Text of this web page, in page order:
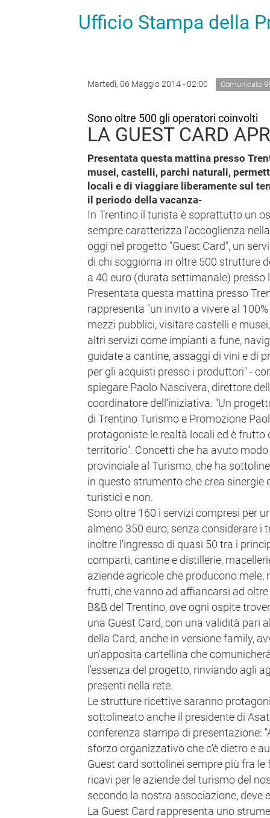
Ufficio Stampa della
Martedì, 06 Maggio 2014 - 02:00 Comunicato
Sono oltre 500 gli operatori coinvolti
LA GUEST CARD
Presentata questa mattina presso
musei, castelli, parchi naturali,
locali e di viaggiare liberamente sul
il periodo della vacanza-
In Trentino il turista è soprattutto un
sempre caratterizza l'accoglienza
oggi nel progetto "Guest Card", un
di chi soggiorna in oltre 500 strutture
a 40 euro (durata settimanale) presso
Presentata questa mattina presso
rappresenta "un invito a vivere al
mezzi pubblici, visitare castelli e
altri servizi come impianti a fune,
guidate a cantine, assaggi di vini e di
per gli acquisti presso i produttori" -
spiegare Paolo Nascivera, direttore
coordinatore dell'iniziativa. "Un
di Trentino Turismo e Promozione
protagoniste le realtà locali ed è
territorio". Concetti che ha avuto
provinciale al Turismo, che ha
in questo strumento che crea sinergie
turistici e non.
Sono oltre 160 i servizi compresi per
almeno 350 euro, senza considerare i
inoltre l'ingresso di quasi 50 tra i
comparti, cantine e distillerie,
aziende agricole che producono mele,
frutti, che vanno ad affiancarsi ad
B&B del Trentino, ove ogni ospite
una Guest Card, con una validità pari
della Card, anche in versione family,
un'apposita cartellina che
l'essenza del progetto, rinviando agli
presenti nella rete.
Le strutture ricettive saranno
sottolineato anche il presidente di
conferenza stampa di presentazione:
sforzo organizzativo che c'è dietro e
Guest card sottolinei sempre più fra
ricavi per le aziende del turismo del
secondo la nostra associazione, deve
La Guest Card rappresenta uno